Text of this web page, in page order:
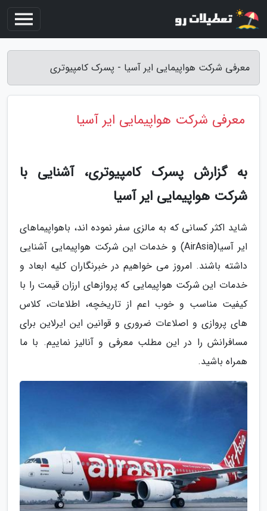
معرفی شرکت هواپیمایی ایر آسیا - پسرک کامپیوتری
معرفی شرکت هواپیمایی ایر آسیا
به گزارش پسرک کامپیوتری، آشنایی با
شرکت هواپیمایی ایر آسیا
شاید اکثر کسانی که به مالزی سفر نموده اند، باهواپیماهای
ایر آسیا(AirAsia) و خدمات این شرکت هواپیمایی آشنایی
داشته باشند. امروز می خواهیم در خبرنگاران کلیه ابعاد و
خدمات این شرکت هواپیمایی که پروازهای ارزان قیمت را با
کیفیت مناسب و خوب اعم از تاریخچه، اطلاعات، کلاس
های پروازی و اصلاعات ضروری و قوانین این ایرلاین برای
مسافرانش را در این مطلب معرفی و آنالیز نماییم. با ما
همراه باشید.